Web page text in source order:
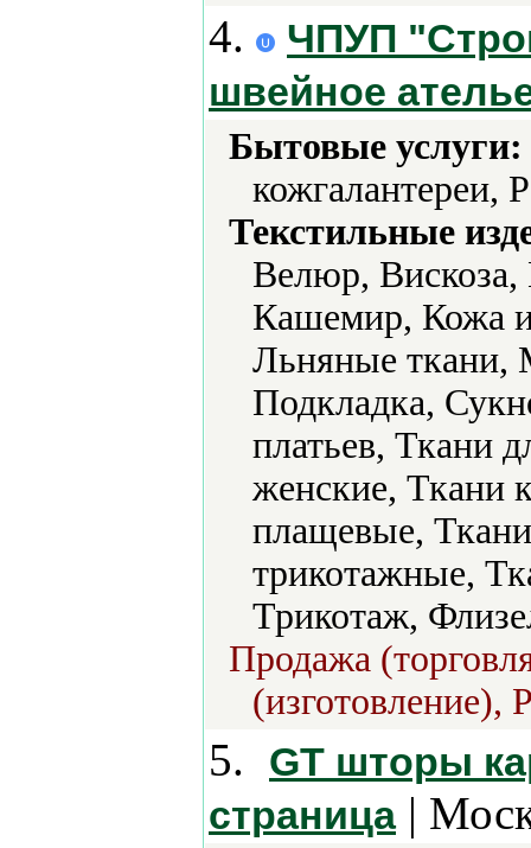
4.
ЧПУП
швейное
Бытовые услуги:
кожгалантереи,
Текстильные
Велюр,
Кашемир, Кожа
Льняные ткани,
Подкладка,
платьев, Ткани
женские, Ткани
плащевые,
трикотажные,
Трикотаж,
Продажа
(изготовление),
5.
GT шторы
страница|